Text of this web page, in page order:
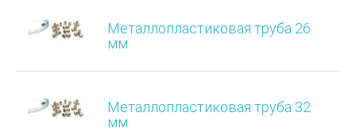
Металлопластиковая труба 26
мм
Металлопластиковая труба 32
мм